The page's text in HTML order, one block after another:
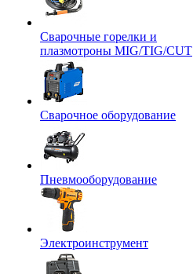
Сварочные горелки и
плазмотроны MIG/TIG/CUT
Сварочное оборудование
Пневмооборудование
Электроинструмент